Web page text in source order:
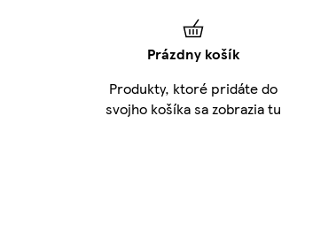
Prázdny košík
Produkty, ktoré pridáte do
svojho košíka sa zobrazia tu